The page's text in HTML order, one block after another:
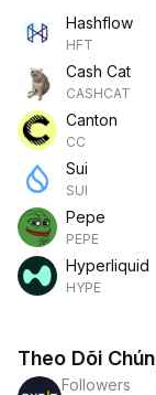
Hashflow
HFT
Cash Cat
CASHCAT
Canton
CC
Sui
SUI
Pepe
PEPE
Hyperliquid
HYPE
Theo Dõi
Followers